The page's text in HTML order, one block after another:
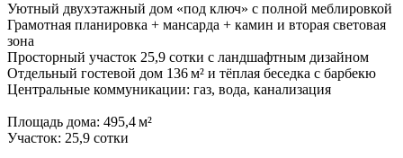
Уютный двухэтажный дом «под ключ» с полной меблировкой
Грамотная планировка + мансарда + камин и вторая световая
зона
Просторный участок 25,9 сотки с ландшафтным дизайном
Отдельный гостевой дом 136 м² и тёплая беседка с барбекю
Центральные коммуникации: газ, вода, канализация
Площадь дома: 495,4 м²
Участок: 25,9 сотки